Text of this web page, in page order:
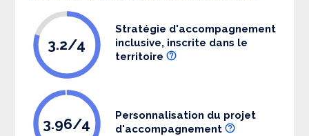
3.2/4
Stratégie d'accompagnement
inclusive, inscrite dans le
territoire
3.96/4
Personnalisation du projet
d'accompagnement